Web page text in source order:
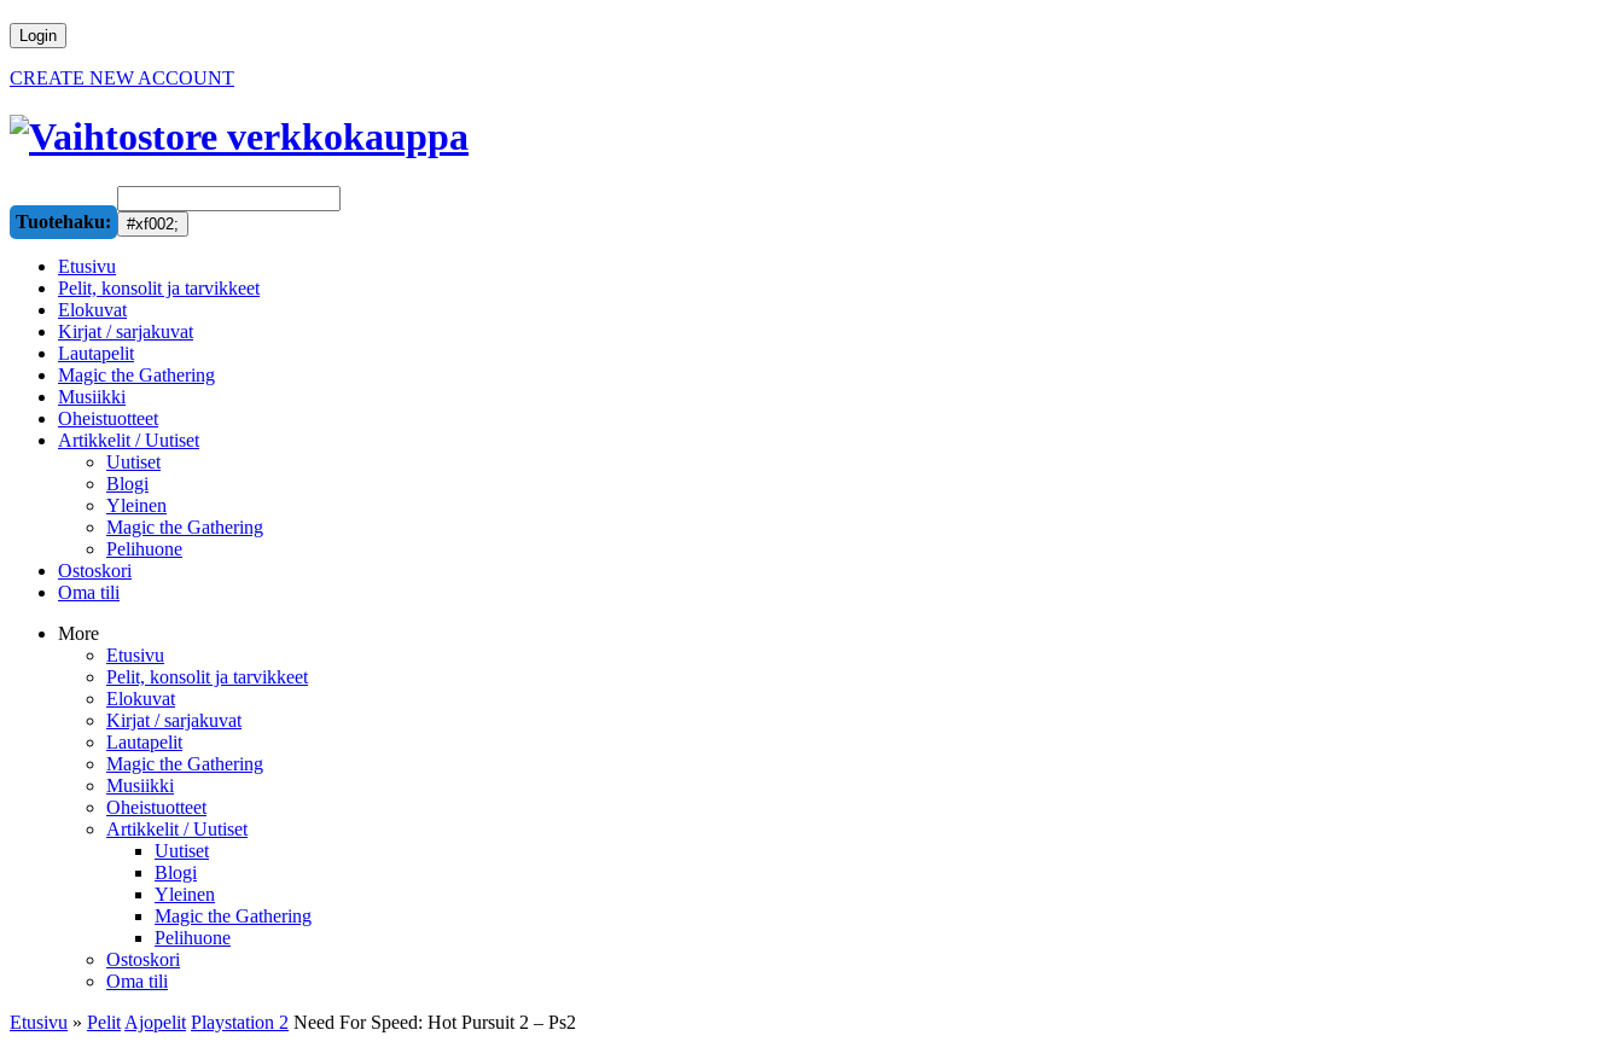
CREATE NEW ACCOUNT
Tuotehaku:
Etusivu
Pelit, konsolit ja tarvikkeet
Elokuvat
Kirjat / sarjakuvat
Lautapelit
Magic the Gathering
Musiikki
Oheistuotteet
Artikkelit / Uutiset
Uutiset
Blogi
Yleinen
Magic the Gathering
Pelihuone
Ostoskori
Oma tili
More
Etusivu
Pelit, konsolit ja tarvikkeet
Elokuvat
Kirjat / sarjakuvat
Lautapelit
Magic the Gathering
Musiikki
Oheistuotteet
Artikkelit / Uutiset
Uutiset
Blogi
Yleinen
Magic the Gathering
Pelihuone
Ostoskori
Oma tili
Etusivu » Pelit Ajopelit Playstation 2 Need For Speed: Hot Pursuit 2 – Ps2